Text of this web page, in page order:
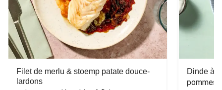
Filet de merlu & stoemp patate douce-
lardons
Dinde à
pommes